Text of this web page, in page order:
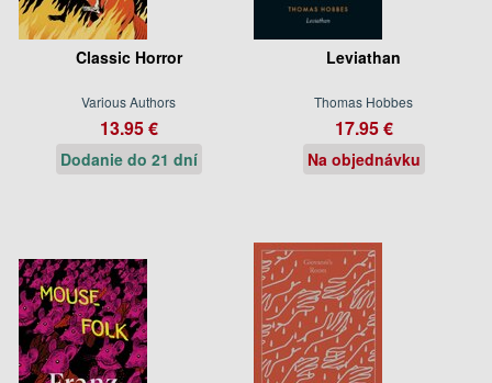
Classic Horror
Various Authors
13.95 €
Dodanie do 21 dní
Leviathan
Thomas Hobbes
17.95 €
Na objednávku